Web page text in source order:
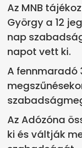
Az MNB
György a 12
nap
napot vett ki.
A fennmaradó
Az Adózóna
ki és váltják